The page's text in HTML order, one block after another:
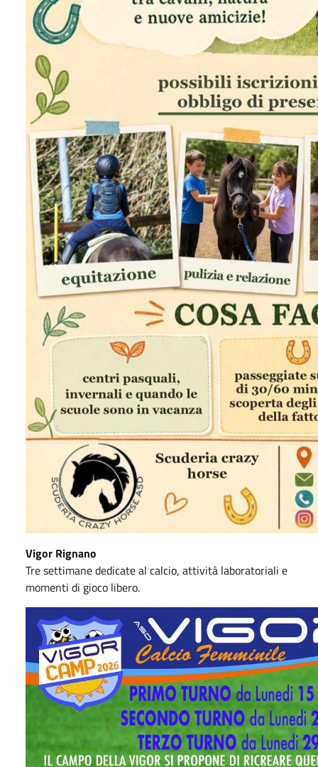
Vigor Rignano
Tre settimane dedicate al calcio, attività laboratoriali e
momenti di gioco libero.